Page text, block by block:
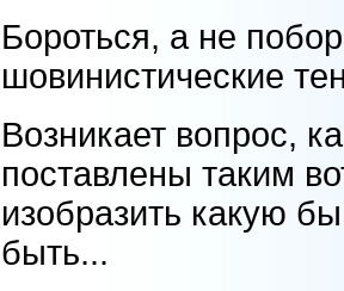
Бороться, а не
шовинистические
Возникает вопрос,
поставлены таким
изобразить какую
быть...